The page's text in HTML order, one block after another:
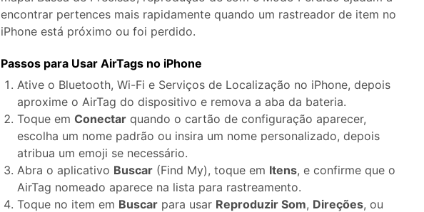
Ver todos os produtos
Consertar erros do iTunes
Apagador de Dados
encontrar pertences mais rapidamente quando um rastreador de item no
iPhone está próximo ou foi perdido.
Passos para Usar AirTags no iPhone
Ative o Bluetooth, Wi-Fi e Serviços de Localização no iPhone, depois
aproxime o AirTag do dispositivo e remova a aba da bateria.
Toque emConectar quando o cartão de configuração aparecer,
escolha um nome padrão ou insira um nome personalizado, depois
atribua um emoji se necessário.
Abra o aplicativo Buscar (Find My), toque em Itens, e confirme que o
AirTag nomeado aparece na lista para rastreamento.
Toque no item em Buscar para usar Reproduzir Som, Direções, ou